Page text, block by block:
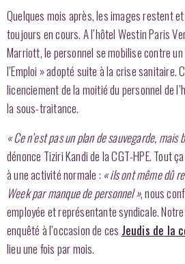
Quelques mois après, les images restent
toujours en cours. A l’hôtel Westin Paris
Marriott, le personnel se mobilise contre un
l’Emploi » adopté suite à la crise sanitaire.
licenciement de la moitié du personnel de
la sous-traitance.
« Ce n’est pas un plan de sauvegarde,
dénonce Tiziri Kandi de la CGT-HPE. Tout
à une activité normale : «ils ont même dû
Week par manque de personnel », nous
employée et représentante syndicale.
enquêté à l’occasion de ces Jeudis de la
lieu une fois par mois.